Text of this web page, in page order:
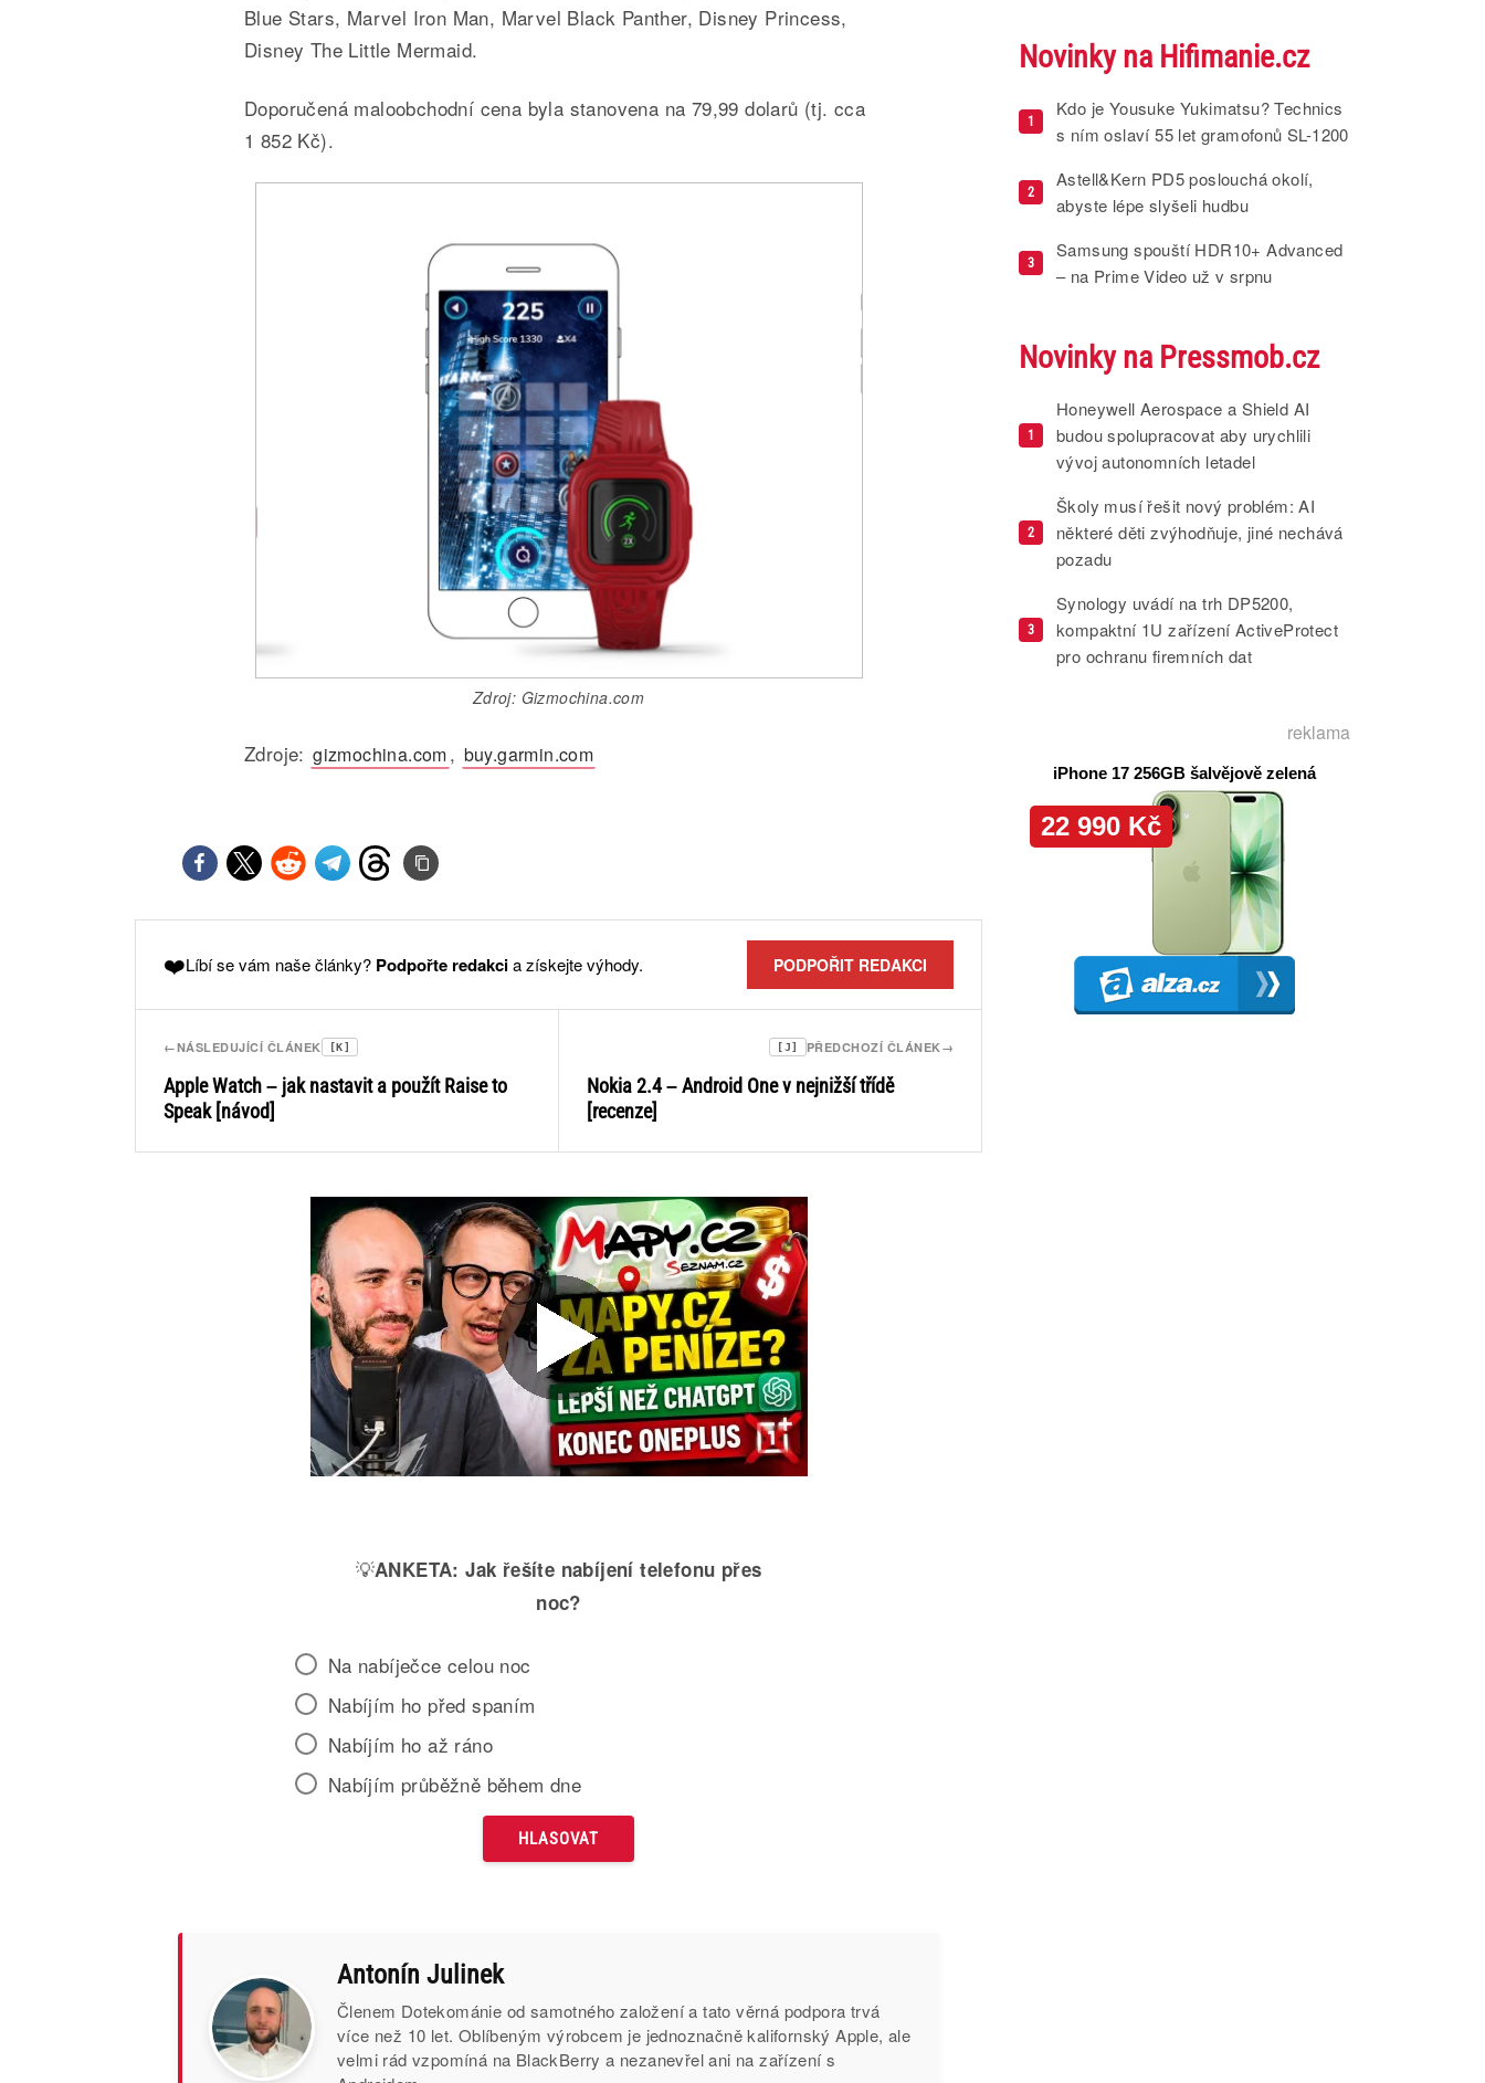
Blue Stars, Marvel Iron Man, Marvel Black Panther, Disney Princess,
Disney The Little Mermaid.
Doporučená maloobchodní cena byla stanovena na 79,99 dolarů (tj. cca
1 852 Kč).
Zdroj: Gizmochina.com
Zdroje: gizmochina.com, buy.garmin.com
❤️Líbí se vám naše články? Podpořte redakcia získejte výhody. PODPOŘIT REDAKCI
←NÁSLEDUJÍCÍ ČLÁNEK [K]
Apple Watch – jak nastavit a použít Raise to
Speak [návod]
→
PŘEDCHOZÍ ČLÁNEK
[J]
Nokia 2.4 – Android One v nejnižší třídě
[recenze]
💡ANKETA: Jak řešíte nabíjení telefonu přes
noc?
Na nabíječce celou noc
Nabíjím ho před spaním
Nabíjím ho až ráno
Nabíjím průběžně během dne
Antonín Julinek
Členem Dotekománie od samotného založení a tato věrná podpora trvá
více než 10 let. Oblíbeným výrobcem je jednoznačně kalifornský Apple, ale
velmi rád vzpomíná na BlackBerry a nezanevřel ani na zařízení s
Novinky na Hifimanie.cz
1
Kdo je Yousuke Yukimatsu? Technics
s ním oslaví 55 let gramofonů SL-1200
2
Astell&Kern PD5 poslouchá okolí,
abyste lépe slyšeli hudbu
3
Samsung spouští HDR10+ Advanced
– na Prime Video už v srpnu
Novinky na Pressmob.cz
1
Honeywell Aerospace a Shield AI
budou spolupracovat aby urychlili
vývoj autonomních letadel
2
Školy musí řešit nový problém: AI
některé děti zvýhodňuje, jiné nechává
pozadu
3
Synology uvádí na trh DP5200,
kompaktní 1U zařízení ActiveProtect
pro ochranu firemních dat
reklama